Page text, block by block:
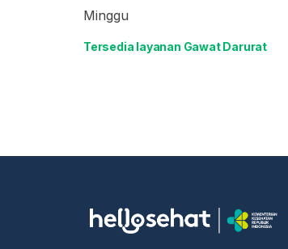
Minggu
Tersedia layanan Gawat Darurat